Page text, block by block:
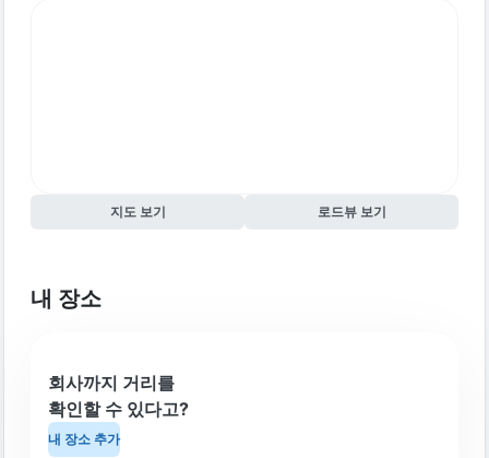
지도 보기 로드뷰 보기
내 장소
회사까지 거리를
확인할 수 있다고?
내 장소 추가